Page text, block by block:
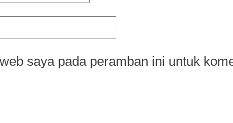
saya pada peramban ini untuk